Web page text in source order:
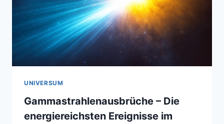
UNIVERSUM
Gammastrahlenausbrüche – Die
energiereichsten Ereignisse im